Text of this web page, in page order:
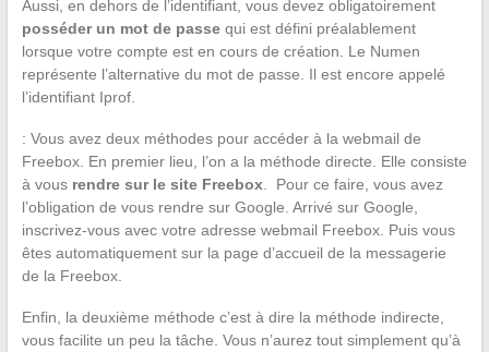
Aussi, en dehors de l’identifiant, vous devez obligatoirement
posséder un mot de passequi est défini préalablement
lorsque votre compte est en cours de création. Le Numen
représente l’alternative du mot de passe. Il est encore appelé
l’identifiant Iprof.
: Vous avez deux méthodes pour accéder à la webmail de
Freebox. En premier lieu, l’on a la méthode directe. Elle consiste
à vous rendre sur le site Freebox. Pour ce faire, vous avez
l’obligation de vous rendre sur Google. Arrivé sur Google,
inscrivez-vous avec votre adresse webmail Freebox. Puis vous
êtes automatiquement sur la page d’accueil de la messagerie
de la Freebox.
Enfin, la deuxième méthode c’est à dire la méthode indirecte,
vous facilite un peu la tâche. Vous n’aurez tout simplement qu’à